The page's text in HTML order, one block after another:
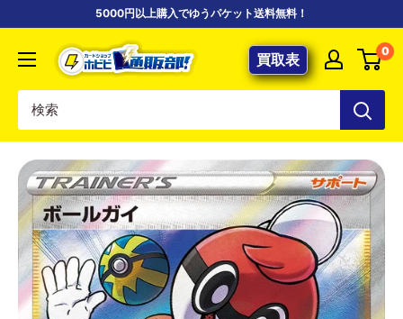
5000円以上購入でゆうパケット送料無料！
【ポ
ケ
専
門
店】
カ
ー
ド
シ
ョ
ッ
買取表 0